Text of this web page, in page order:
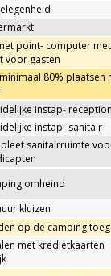
point- computer met
voor gasten
80% plaatsen
instap-
instap- sanitair
sanitairruimte
omheind
kluizen
op de camping
met kredietkaarten